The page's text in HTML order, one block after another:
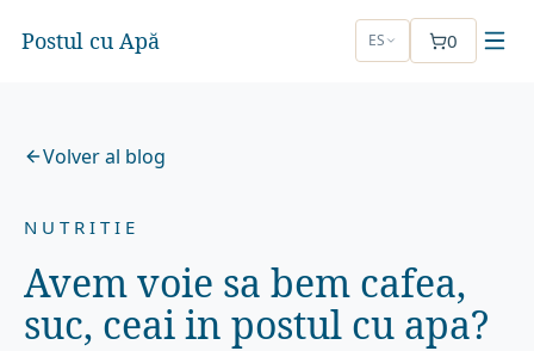
Postul cu Apă ES 0
Volver al blog
NUTRITIE
Avem voie sa bem cafea,
suc, ceai in postul cu apa?